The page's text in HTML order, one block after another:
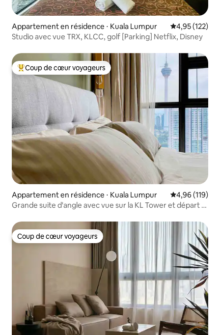
Appartement en résidence ⋅ Kuala Lumpur Évaluation
4,95 (122)
Studio avec vue TRX, KLCC, golf [Parking] Netflix, Disney
Coups de cœur voyageurs les plus appréciés
Coup de cœur voyageurs
Appartement en résidence ⋅ Kuala Lumpur Évaluation
4,96 (119)
Grande suite d'angle avec vue sur la KL Tower et départ à
Coup de cœur voyageurs
Coup de cœur voyageurs